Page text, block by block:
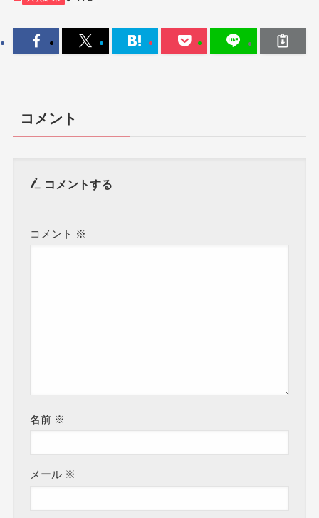
コメント
コメントする
コメント ※
名前 ※
メール ※